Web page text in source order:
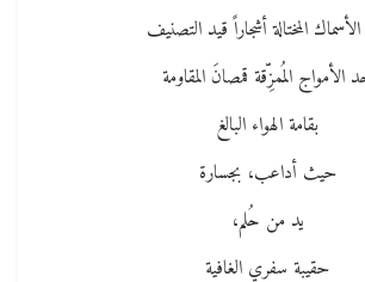
المختالة أشجاراً قيد التصنيف
الأمواج المُمزِّقة قمصانَ المقاومة
بقامة الهواء البالغ
حيث أداعب، بجسارة
يد من حُلم،
حقيبة سفري الغافية